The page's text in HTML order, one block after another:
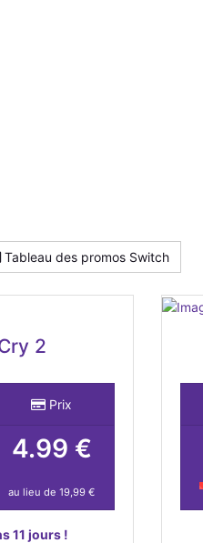
Tableau des promos Switch
2
Prix
4.99 €
au lieu de 19,99 €
11 jours !